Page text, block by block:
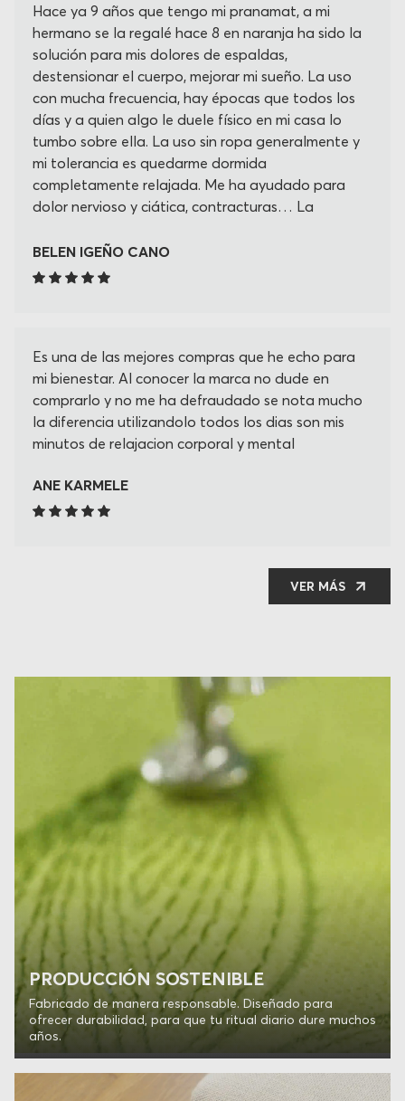
Hace ya 9 años que tengo mi pranamat, a mi
hermano se la regalé hace 8 en naranja ha sido la
solución para mis dolores de espaldas,
destensionar el cuerpo, mejorar mi sueño. La uso
con mucha frecuencia, hay épocas que todos los
días y a quien algo le duele físico en mi casa lo
tumbo sobre ella. La uso sin ropa generalmente y
mi tolerancia es quedarme dormida
completamente relajada. Me ha ayudado para
dolor nervioso y ciática, contracturas… La
adquirido, estoy a la espera de recibir el cojín
cervical que creo que será un accesorio
BELEN IGEÑO CANO
Es una de las mejores compras que he echo para
mi bienestar. Al conocer la marca no dude en
comprarlo y no me ha defraudado se nota mucho
la diferencia utilizandolo todos los dias son mis
minutos de relajacion corporal y mental
ANE KARMELE
VER MÁS
PRODUCCIÓN SOSTENIBLE
Fabricado de manera responsable. Diseñado para
ofrecer durabilidad, para que tu ritual diario dure muchos
años.